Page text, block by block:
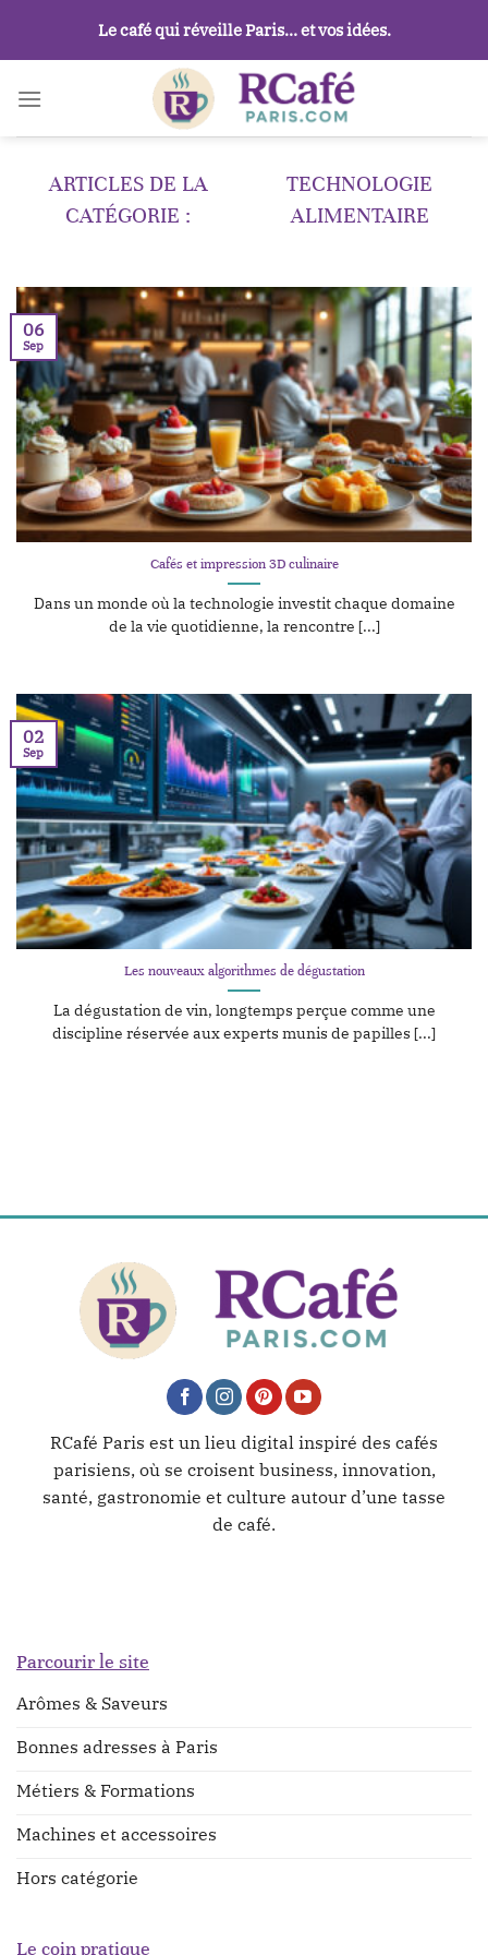
contenu
Le café qui réveille Paris… et vos idées.
TECHNOLOGIE
ALIMENTAIRE
Cafés et impression 3D culinaire
Dans un monde où la technologie investit chaque domaine
de la vie quotidienne, la rencontre [...]
06
Sep
Les nouveaux algorithmes de dégustation
La dégustation de vin, longtemps perçue comme une
discipline réservée aux experts munis de papilles [...]
02
Sep
RCafé Paris est un lieu digital inspiré des cafés
parisiens, où se croisent business, innovation,
santé, gastronomie et culture autour d’une tasse
de café.
Parcourir le site
Arômes & Saveurs
Bonnes adresses à Paris
Métiers & Formations
Machines et accessoires
Hors catégorie
Le coin pratique